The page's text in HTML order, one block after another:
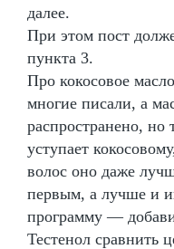
далее.
При этом пост
пункта 3.
Про кокосовое
многие писали, а
распространено, но
уступает
волос оно даже
первым, а лучше и
программу —
Тестенол